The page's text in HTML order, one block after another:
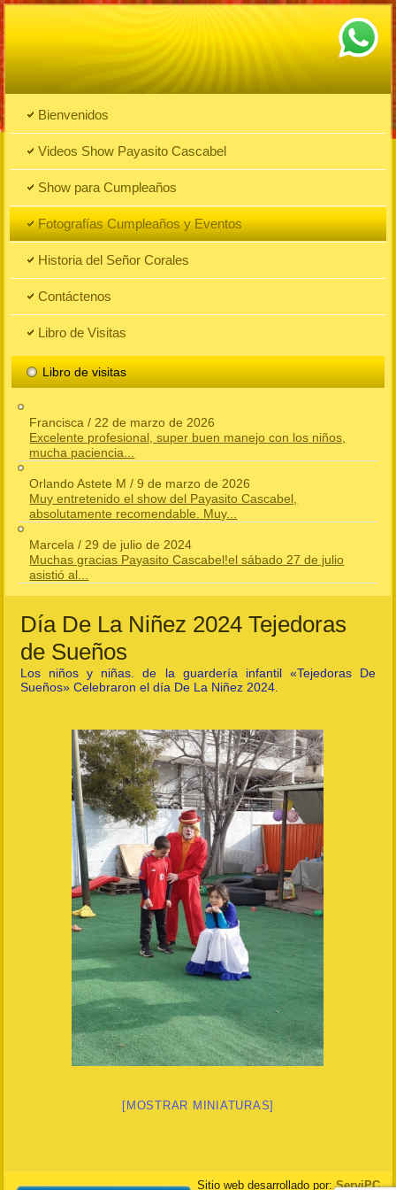
Bienvenidos
Videos Show Payasito Cascabel
Show para Cumpleaños
Fotografías Cumpleaños y Eventos
Historia del Señor Corales
Contáctenos
Libro de Visitas
Libro de visitas
Francisca /22 de marzo de 2026
Excelente profesional, super buen manejo con los niños,
mucha paciencia...
Orlando Astete M /9 de marzo de 2026
Muy entretenido el show del Payasito Cascabel,
absolutamente recomendable. Muy...
Marcela /29 de julio de 2024
Muchas gracias Payasito Cascabel!el sábado 27 de julio
asistió al...
Día De La Niñez 2024 Tejedoras
de Sueños
Los niños y niñas. de la guardería infantil «Tejedoras De
Sueños» Celebraron el día De La Niñez 2024.
[MOSTRAR MINIATURAS]
Sitio web desarrollado por:ServiPC